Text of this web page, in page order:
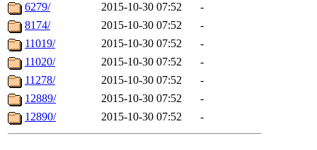
6279/
2015-10-30 07:52
-
8174/
2015-10-30 07:52
-
11019/
2015-10-30 07:52
-
11020/
2015-10-30 07:52
-
11278/
2015-10-30 07:52
-
12889/
2015-10-30 07:52
-
12890/
2015-10-30 07:52 -